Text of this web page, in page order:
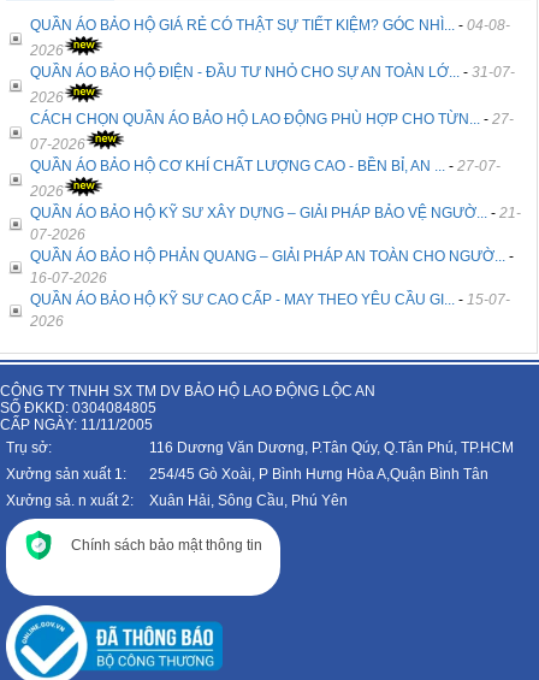
QUẦN ÁO BẢO HỘ GIÁ RẺ CÓ THẬT SỰ TIẾT KIỆM? GÓC NHÌ... - 04-08-
2026
QUẦN ÁO BẢO HỘ ĐIỆN - ĐẦU TƯ NHỎ CHO SỰ AN TOÀN LỚ...
- 31-07-
2026
CÁCH CHỌN QUẦN ÁO BẢO HỘ LAO ĐỘNG PHÙ HỢP CHO TỪN...
- 27-
07-2026
QUẦN ÁO BẢO HỘ CƠ KHÍ CHẤT LƯỢNG CAO - BỀN BỈ, AN ...
- 27-07-
2026
QUẦN ÁO BẢO HỘ KỸ SƯ XÂY DỰNG – GIẢI PHÁP BẢO VỆ NGƯỜ...
- 21-
07-2026
QUẦN ÁO BẢO HỘ PHẢN QUANG – GIẢI PHÁP AN TOÀN CHO NGƯỜ...
-
16-07-2026
QUẦN ÁO BẢO HỘ KỸ SƯ CAO CẤP - MAY THEO YÊU CẦU GI...
- 15-07-
2026
CÔNG TY TNHH SX TM DV BẢO HỘ LAO ĐỘNG LỘC AN
SỐ ĐKKD: 0304084805
CẤP NGÀY: 11/11/2005
Trụ sở:
116 Dương Văn Dương, P.Tân Qúy, Q.Tân Phú, TP.HCM
Xưởng sản xuất 1:
254/45 Gò Xoài, P Bình Hưng Hòa A,Quận Bình Tân
Xưởng sả. n xuất 2:
Xuân Hải, Sông Cầu, Phú Yên
Chính sách bảo mật thông tin